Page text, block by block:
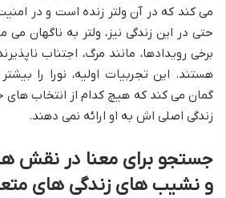
می کند که در آن ولتر زنده است و در
حتی در این زندگی نیز، ولتر به ناگهان می
برخی رویدادها، مانند مرگ، اجتناب
هستند. این تجربیات اولیه، نورا را
گمان می کند که هیچ کدام از انتخاب های
زندگی اصلی اش به او ارائه نمی دهند.
جستجو برای معنا در نقش
و نشیب های زندگی های